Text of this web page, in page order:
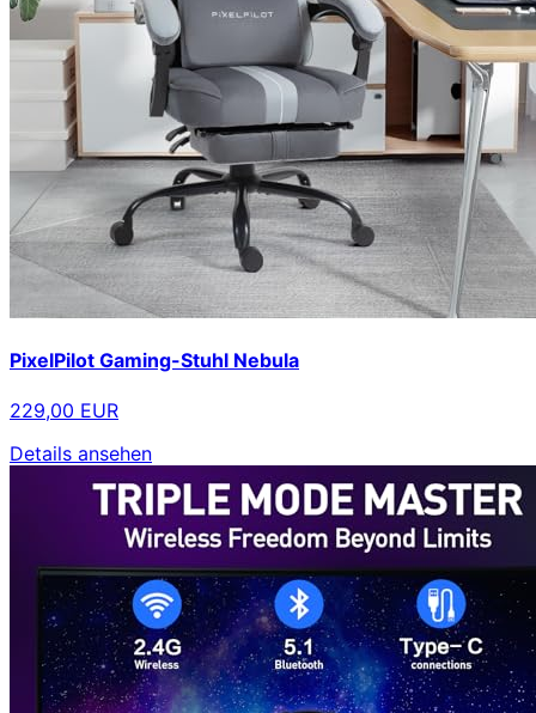
PixelPilot Gaming-Stuhl Nebula
229,00 EUR
Details ansehen